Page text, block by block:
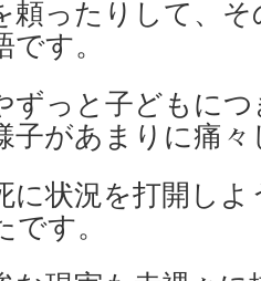
頼ったりして、
す。
ずっと子どもに
子があまりに痛
に状況を打開し
す。